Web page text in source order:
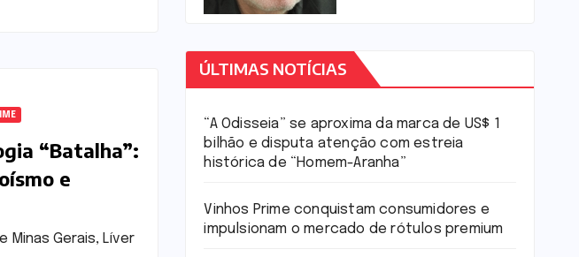
“Batalha”:
e
Minas Gerais, Líver
ÚLTIMAS NOTÍCIAS
“A Odisseia” se aproxima da marca de US$ 1
bilhão e disputa atenção com estreia
histórica de “Homem-Aranha”
Vinhos Prime conquistam consumidores e
impulsionam o mercado de rótulos premium